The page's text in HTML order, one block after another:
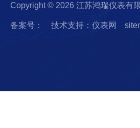
Copyright © 2026 江苏鸿瑞仪表有
备案号： 技术支持：仪表网